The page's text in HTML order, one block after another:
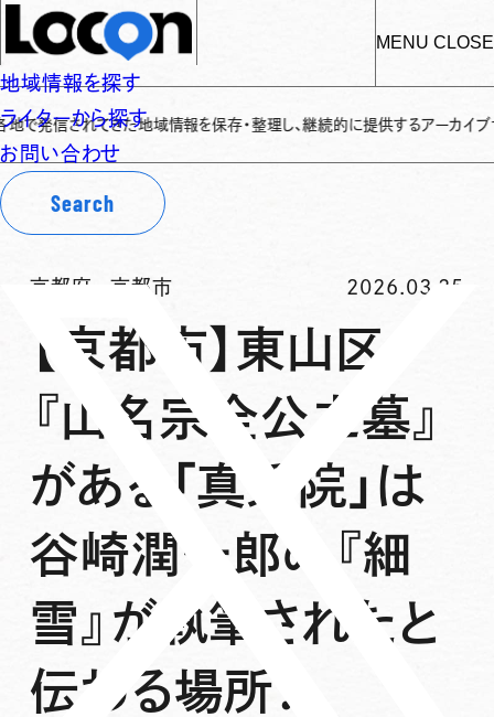
MENU CLOSE
地域情報を探す
ライターから探す
お問い合わせ
Search
れてきた地域情報を保存・整理し、継続的に提供するアーカイブサイトです✌
京都府 -京都市 2026.03.25
【京都市】東山区
『山名宗全公之墓』
がある「真乗院」は
谷崎潤一郎の『細
雪』が執筆されたと
伝わる場所！